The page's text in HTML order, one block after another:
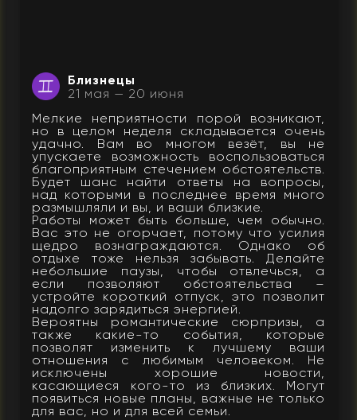
Близнецы
21 мая — 20 июня
Мелкие неприятности порой возникают,
но в целом неделя складывается очень
удачно. Вам во многом везёт, вы не
упускаете возможность воспользоваться
благоприятным стечением обстоятельств.
Будет шанс найти ответы на вопросы,
над которыми в последнее время много
размышляли и вы, и ваши близкие.
Работы может быть больше, чем обычно.
Вас это не огорчает, потому что усилия
щедро вознаграждаются. Однако об
отдыхе тоже нельзя забывать. Делайте
небольшие паузы, чтобы отвлечься, а
если позволяют обстоятельства –
устройте короткий отпуск, это позволит
надолго зарядиться энергией.
Вероятны романтические сюрпризы, а
также какие-то события, которые
позволят изменить к лучшему ваши
отношения с любимым человеком. Не
исключены хорошие новости,
касающиеся кого-то из близких. Могут
появиться новые планы, важные не только
для вас, но и для всей семьи.